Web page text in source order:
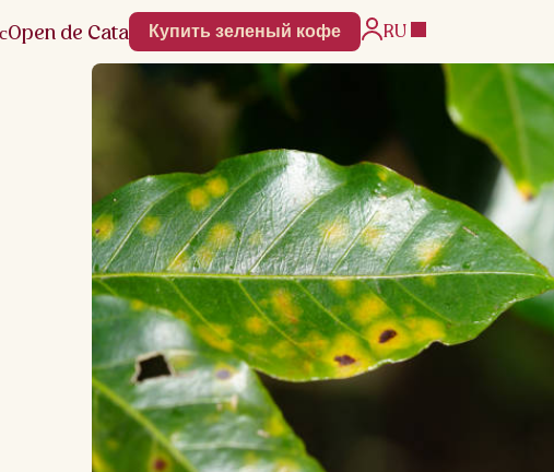
Open de Cata Купить зеленый кофе RU